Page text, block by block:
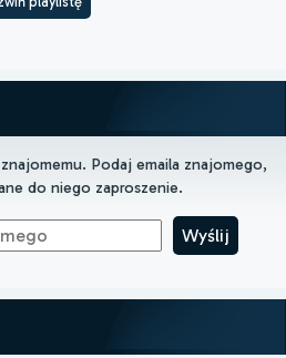
Podaj emaila znajomego,
do niego zaproszenie.